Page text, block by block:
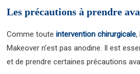
Les précautions à prendre
Comme touteintervention chirurgicale,
Makeover n’est pas anodine. Il est
et de prendre certaines précautions